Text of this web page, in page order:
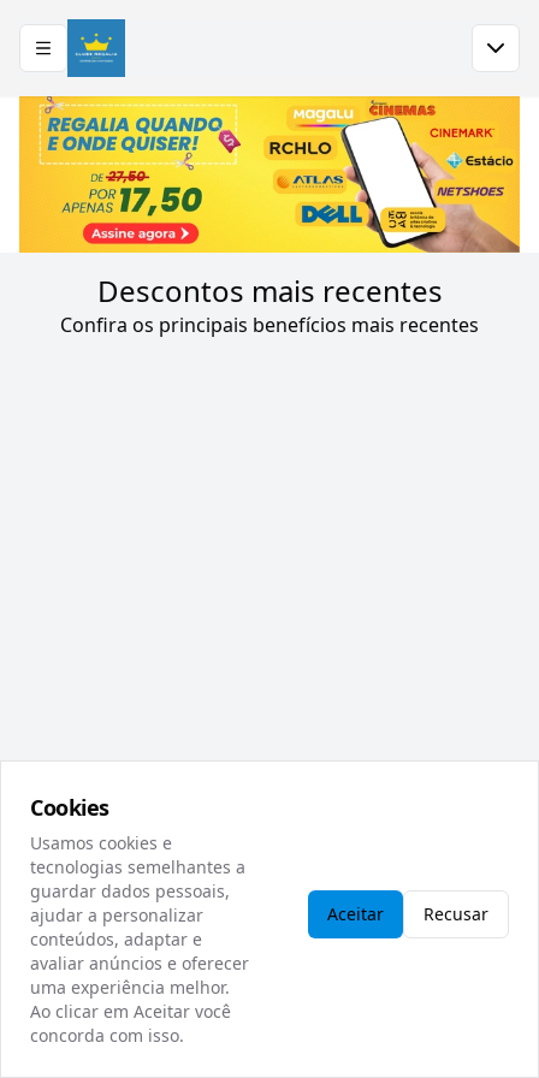
recentes
Descontos mais recentes
Confira os principais benefícios mais recentes
Categorias
Todas
Categoria
Cookies
Usamos cookies e
tecnologias semelhantes a
guardar dados pessoais,
ajudar a personalizar
conteúdos, adaptar e
avaliar anúncios e oferecer
uma experiência melhor.
Ao clicar em Aceitar você
concorda com isso.
Aceitar Recusar